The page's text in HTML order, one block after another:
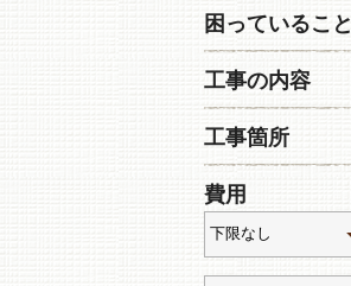
困っていること
工事の内容
工事箇所
費用